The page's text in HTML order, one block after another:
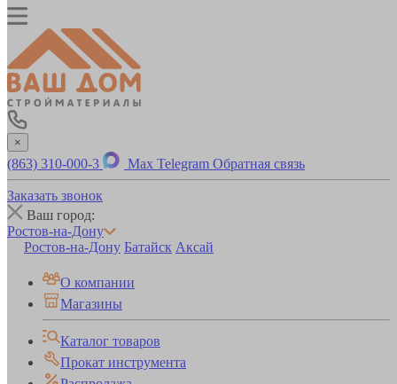
×
(863) 310-000-3 Max Telegram Обратная связь
Заказать звонок
Ваш город:
Ростов-на-Дону
Ростов-на-Дону Батайск Аксай
О компании
Магазины
Каталог товаров
Прокат инструмента